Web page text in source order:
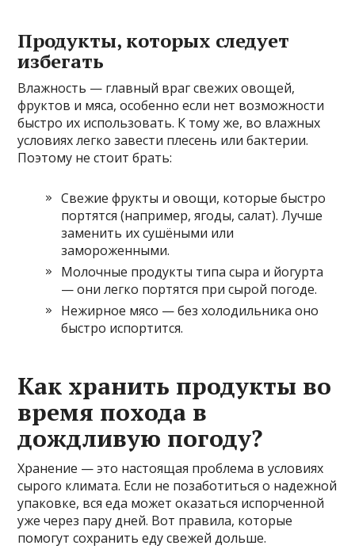
Продукты, которых следует
избегать
Влажность — главный враг свежих овощей,
фруктов и мяса, особенно если нет возможности
быстро их использовать. К тому же, во влажных
условиях легко завести плесень или бактерии.
Поэтому не стоит брать:
Свежие фрукты и овощи, которые быстро
портятся (например, ягоды, салат). Лучше
заменить их сушёными или
замороженными.
Молочные продукты типа сыра и йогурта
— они легко портятся при сырой погоде.
Нежирное мясо — без холодильника оно
быстро испортится.
Как хранить продукты во
время похода в
дождливую погоду?
Хранение — это настоящая проблема в условиях
сырого климата. Если не позаботиться о надежной
упаковке, вся еда может оказаться испорченной
уже через пару дней. Вот правила, которые
помогут сохранить еду свежей дольше.